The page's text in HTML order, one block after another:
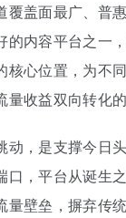
覆盖面最广、普
的内容平台之一
核心位置，为不
收益双向转化的
动，是支撑今日
口，平台从诞生
量壁垒，摒弃传